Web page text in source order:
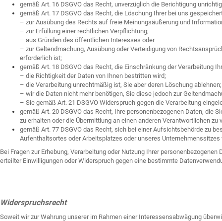
gemäß Art. 16 DSGVO das Recht, unverzüglich die Berichtigung
gemäß Art. 17 DSGVO das Recht, die Löschung Ihrer bei uns
– zur Ausübung des Rechts auf freie Meinungsäußerung und
– zur Erfüllung einer rechtlichen Verpflichtung;
– aus Gründen des öffentlichen Interesses oder
– zur Geltendmachung, Ausübung oder Verteidigung von
erforderlich ist;
gemäß Art. 18 DSGVO das Recht, die Einschränkung der Verarbeitung
– die Richtigkeit der Daten von Ihnen bestritten wird;
– die Verarbeitung unrechtmäßig ist, Sie aber deren Löschung ablehnen;
– wir die Daten nicht mehr benötigen, Sie diese jedoch zur
– Sie gemäß Art. 21 DSGVO Widerspruch gegen die Verarbeitung
gemäß Art. 20 DSGVO das Recht, Ihre personenbezogenen Daten, die
zu erhalten oder die Übermittlung an einen anderen Verantwortlichen zu
gemäß Art. 77 DSGVO das Recht, sich bei einer Aufsichtsbehörde zu
Aufenthaltsortes oder Arbeitsplatzes oder unseres Unternehmenssitzes
Bei Fragen zur Erhebung, Verarbeitung oder Nutzung Ihrer
erteilter Einwilligungen oder Widerspruch gegen eine bestimmte
Widerspruchsrecht
Soweit wir zur Wahrung unserer im Rahmen einer Interessensabwägung